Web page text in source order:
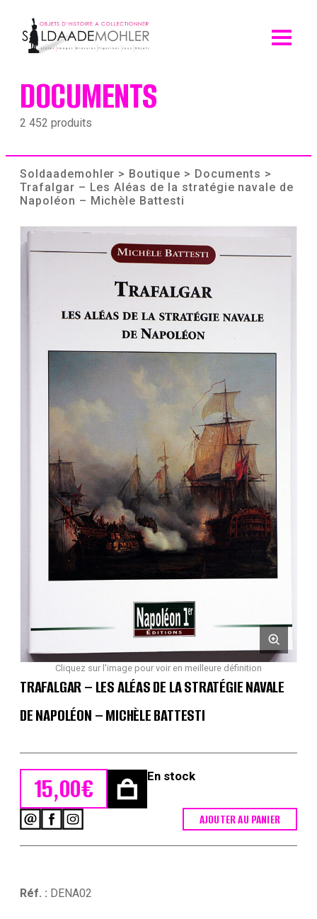
content
DOCUMENTS
2 452 produits
Soldaademohler > Boutique > Documents >
Trafalgar – Les Aléas de la stratégie navale de
Napoléon – Michèle Battesti
Cliquez sur l'image pour voir en meilleure définition
TRAFALGAR – LES ALÉAS DE LA STRATÉGIE NAVALE
DE NAPOLÉON – MICHÈLE BATTESTI
15,00€ En stock
Aléas
AJOUTER AU PANIER
Réf. : DENA02